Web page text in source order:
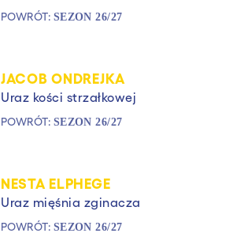
POWRÓT: SEZON 26/27
JACOB ONDREJKA
Uraz kości strzałkowej
POWRÓT: SEZON 26/27
NESTA ELPHEGE
Uraz mięśnia zginacza
POWRÓT: SEZON 26/27